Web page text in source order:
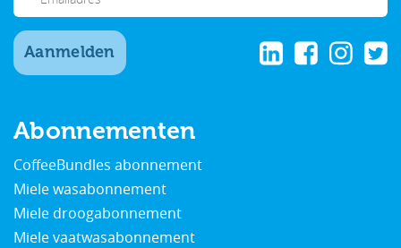
Aanmelden
Abonnementen
CoffeeBundles abonnement
Miele wasabonnement
Miele droogabonnement
Miele vaatwasabonnement